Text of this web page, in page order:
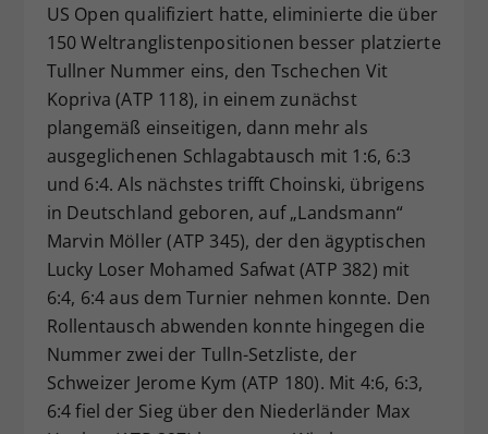
US Open qualifiziert hatte, eliminierte die über
150 Weltranglistenpositionen besser platzierte
Tullner Nummer eins, den Tschechen Vit
Kopriva (ATP 118), in einem zunächst
plangemäß einseitigen, dann mehr als
ausgeglichenen Schlagabtausch mit 1:6, 6:3
und 6:4. Als nächstes trifft Choinski, übrigens
in Deutschland geboren, auf „Landsmann“
Marvin Möller (ATP 345), der den ägyptischen
Lucky Loser Mohamed Safwat (ATP 382) mit
6:4, 6:4 aus dem Turnier nehmen konnte. Den
Rollentausch abwenden konnte hingegen die
Nummer zwei der Tulln-Setzliste, der
Schweizer Jerome Kym (ATP 180). Mit 4:6, 6:3,
6:4 fiel der Sieg über den Niederländer Max